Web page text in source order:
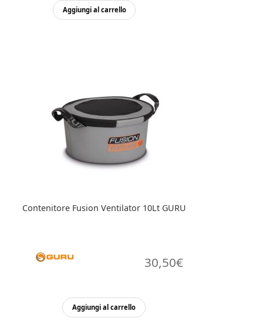
Aggiungi al carrello
Contenitore Fusion Ventilator 10Lt GURU
30,50€
Aggiungi al carrello